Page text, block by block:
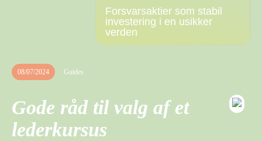
Forsvarsaktier som stabil
investering i en usikker
verden
08/07/2024 Guides
Gode råd til valg af et
lederkursus